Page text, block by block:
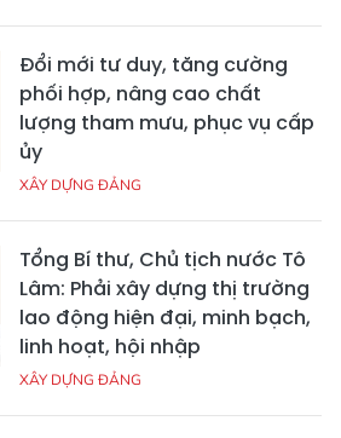
Đổi mới tư duy, tăng cường
phối hợp, nâng cao chất
lượng tham mưu, phục vụ cấp
ủy
XÂY DỰNG ĐẢNG
Tổng Bí thư, Chủ tịch nước Tô
Lâm: Phải xây dựng thị trường
lao động hiện đại, minh bạch,
linh hoạt, hội nhập
XÂY DỰNG ĐẢNG